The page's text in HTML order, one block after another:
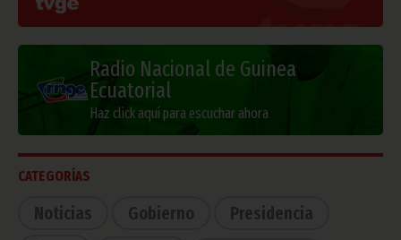
Radio Nacional de Guinea
Ecuatorial
Haz click aquí para escuchar ahora
CATEGORÍAS
Noticias Gobierno
Presidencia